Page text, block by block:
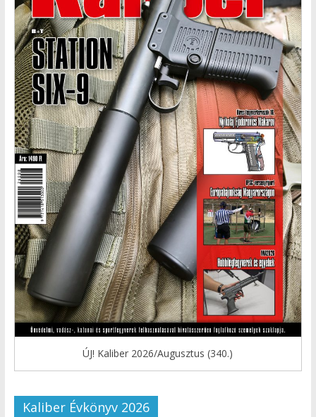
ÚJ! Kaliber 2026/Augusztus (340.)
Kaliber Évkönyv 2026